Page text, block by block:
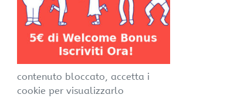
contenuto bloccato, accetta i
cookie per visualizzarlo